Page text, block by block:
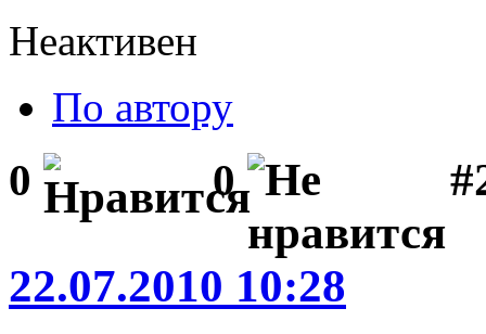
Неактивен
По автору
0 0
22.07.2010 10:28